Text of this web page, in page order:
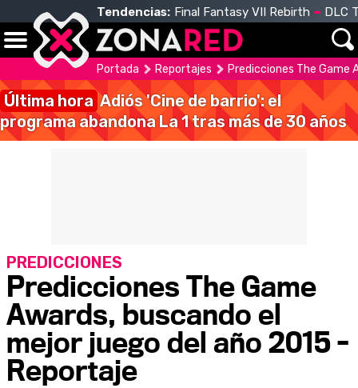
Tendencias: Final Fantasy VII Rebirth DLC
Portada Reportajes Predicciones The Game
Última hora Adiós 'Cine de barrio': el
programa abandona La 1 tras más de 30 años
Predicciones The Game
Awards, buscando el
mejor juego del año 2015 -
Reportaje
PREDICCIONES